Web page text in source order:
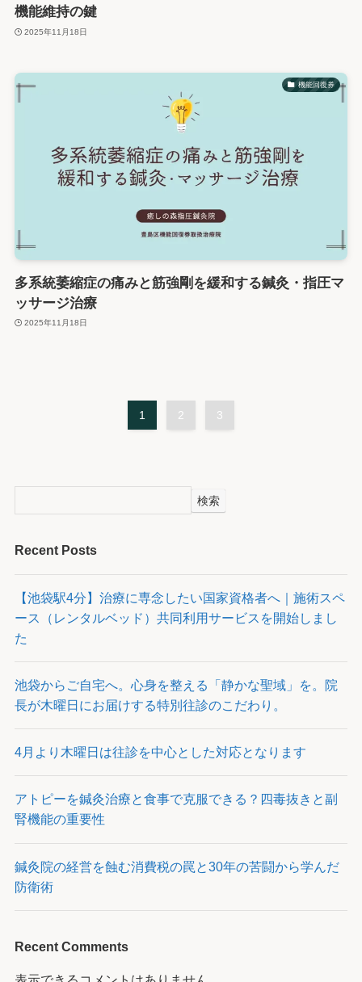
機能維持の鍵
2025年11月18日
機能回復券
多系統萎縮症の痛みと筋強剛を緩和する鍼灸・指圧マ
ッサージ治療
2025年11月18日
1 2 3
検索
Recent Posts
【池袋駅4分】治療に専念したい国家資格者へ｜施術スペ
ース（レンタルベッド）共同利用サービスを開始しまし
た
池袋からご自宅へ。心身を整える「静かな聖域」を。院
長が木曜日にお届けする特別往診のこだわり。
4月より木曜日は往診を中心とした対応となります
アトピーを鍼灸治療と食事で克服できる？四毒抜きと副
腎機能の重要性
鍼灸院の経営を蝕む消費税の罠と30年の苦闘から学んだ
防衛術
Recent Comments